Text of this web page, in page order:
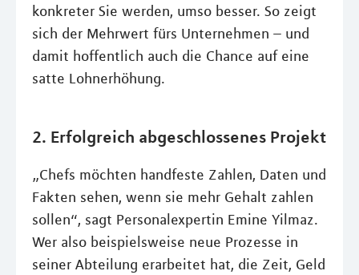
konkreter Sie werden, umso besser. So zeigt
sich der Mehrwert fürs Unternehmen – und
damit hoffentlich auch die Chance auf eine
satte Lohnerhöhung.
2. Erfolgreich abgeschlossenes Projekt
„Chefs möchten handfeste Zahlen, Daten und
Fakten sehen, wenn sie mehr Gehalt zahlen
sollen“, sagt Personalexpertin Emine Yilmaz.
Wer also beispielsweise neue Prozesse in
seiner Abteilung erarbeitet hat, die Zeit, Geld